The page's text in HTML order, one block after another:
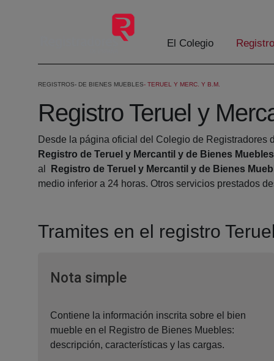
Saltar al contenido principal
El Colegio
REGISTROS DE BIENES MUEBLES TERUEL Y MERC. Y B.M.
Registro Teruel y
Desde la página oficial del Colegio de Registradores
Registro de Teruel y Mercantil y de Bienes Muebles
al
Registro de Teruel y Mercantil y de Bienes
medio inferior a 24 horas. Otros servicios prestados
Tramites en el registro
Nota simpleVentana nueva
Contiene la información inscrita sobre el bien
mueble en el Registro de Bienes Muebles:
descripción, características y las cargas.